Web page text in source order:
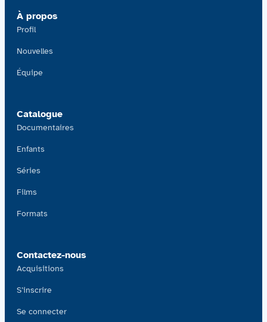
À propos
Profil
Nouvelles
Équipe
Catalogue
Documentaires
Enfants
Séries
Films
Formats
Contactez-nous
Acquisitions
S’inscrire
Se connecter